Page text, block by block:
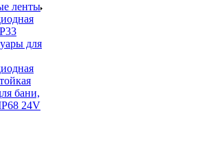
ленты
для
бани,
24V